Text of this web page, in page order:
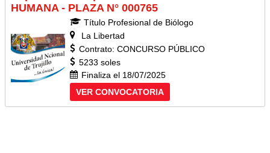
HUMANA - PLAZA N° 000765
Título Profesional de Biólogo
La Libertad
Contrato: CONCURSO PÚBLICO
5233 soles
Finaliza el 18/07/2025
VER CONVOCATORIA